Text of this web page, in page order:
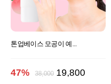
톤업베이스 모공이 예...
47% 38,000 19,800